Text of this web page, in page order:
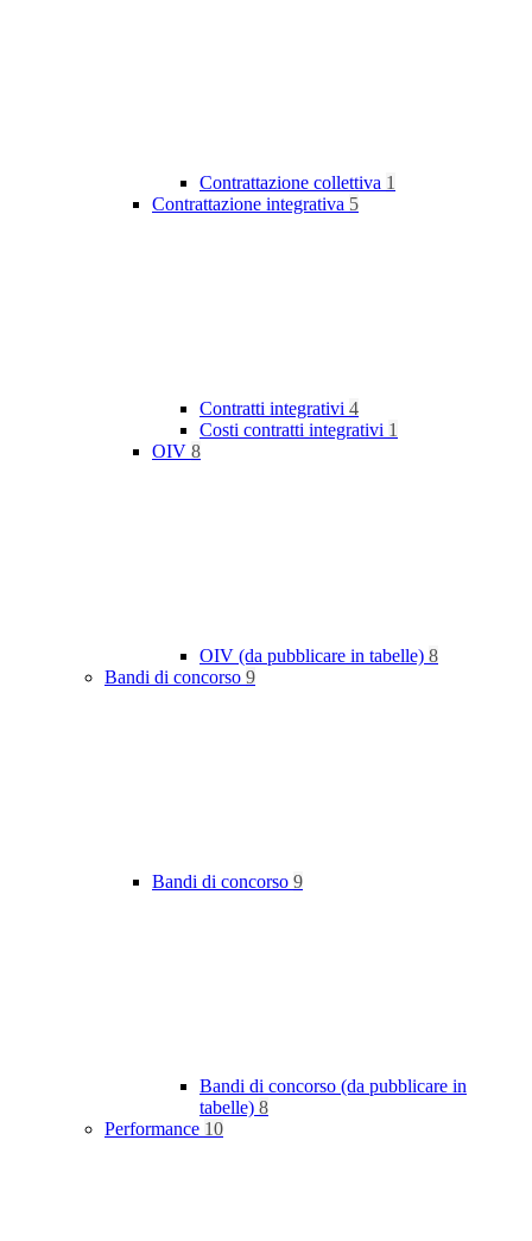
Contrattazione collettiva 1
Contrattazione integrativa 5
Contratti integrativi 4
Costi contratti integrativi 1
OIV 8
OIV (da pubblicare in tabelle) 8
Bandi di concorso 9
Bandi di concorso 9
Bandi di concorso (da pubblicare in
tabelle) 8
Performance 10